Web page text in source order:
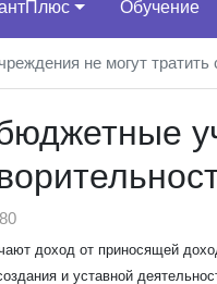
Обучение
не могут тратить
доход от приносящей
и уставной